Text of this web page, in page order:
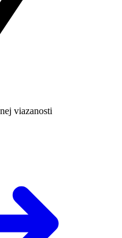
viazanosti